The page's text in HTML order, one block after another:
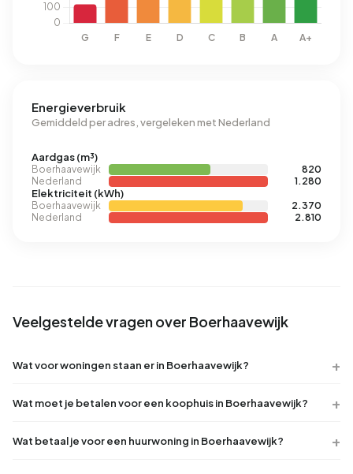
Energieverbruik
Gemiddeld per adres, vergeleken met Nederland
Aardgas (m³)
Boerhaavewijk
820
Nederland
1.280
Elektriciteit (kWh)
Boerhaavewijk
2.370
Nederland
2.810
Veelgestelde vragen over Boerhaavewijk
Wat voor woningen staan er in Boerhaavewijk?
Wat moet je betalen voor een koophuis in Boerhaavewijk?
Wat betaal je voor een huurwoning in Boerhaavewijk?